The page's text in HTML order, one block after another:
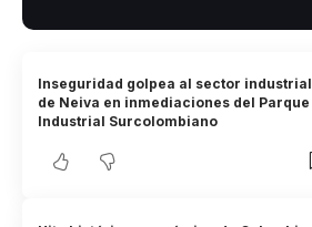
Inseguridad golpea al sector industrial
de Neiva en inmediaciones del Parque
Industrial Surcolombiano